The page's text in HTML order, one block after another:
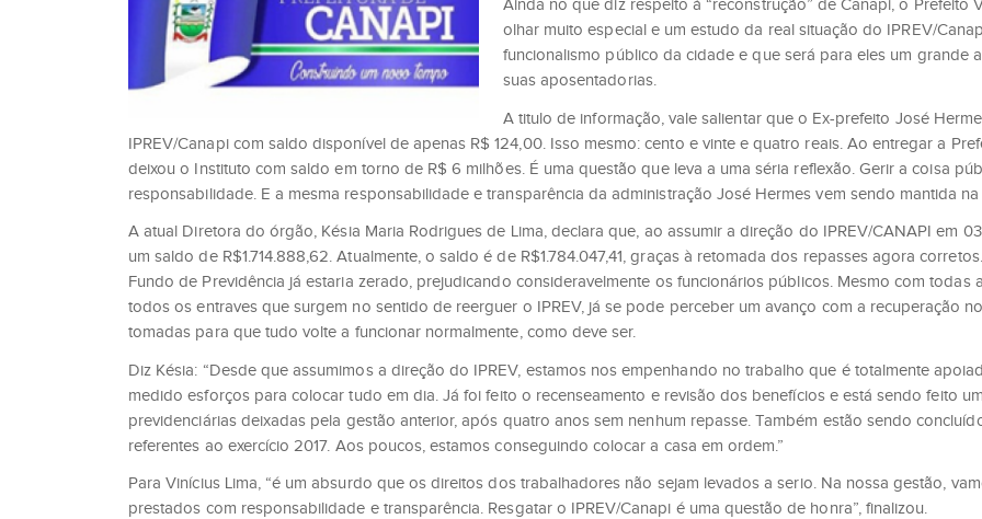
Ainda no que diz respeito à “reconstrução” de Canapi, o Prefeito
olhar muito especial e um estudo da real situação do IPREV/
funcionalismo público da cidade e que será para eles um
suas aposentadorias.
A titulo de informação, vale salientar que o Ex-prefeito José
IPREV/Canapi com saldo disponível de apenas R$ 124,00. Isso mesmo: cento e vinte e quatro reais. Ao entregar a
deixou o Instituto com saldo em torno de R$ 6 milhões. É uma questão que leva a uma séria reflexão. Gerir a coisa
responsabilidade. E a mesma responsabilidade e transparência da administração José Hermes vem sendo mantida na
A atual Diretora do órgão, Késia Maria Rodrigues de Lima, declara que, ao assumir a direção do IPREV/CANAPI em
um saldo de R$1.714.888,62. Atualmente, o saldo é de R$1.784.047,41, graças à retomada dos repasses agora
Fundo de Previdência já estaria zerado, prejudicando consideravelmente os funcionários públicos. Mesmo com todas
todos os entraves que surgem no sentido de reerguer o IPREV, já se pode perceber um avanço com a recuperação
tomadas para que tudo volte a funcionar normalmente, como deve ser.
Diz Késia: “Desde que assumimos a direção do IPREV, estamos nos empenhando no trabalho que é totalmente
medido esforços para colocar tudo em dia. Já foi feito o recenseamento e revisão dos benefícios e está sendo feito
previdenciárias deixadas pela gestão anterior, após quatro anos sem nenhum repasse. Também estão sendo
referentes ao exercício 2017. Aos poucos, estamos conseguindo colocar a casa em ordem.”
Para Vinícius Lima, “é um absurdo que os direitos dos trabalhadores não sejam levados a serio. Na nossa gestão,
prestados com responsabilidade e transparência. Resgatar o IPREV/Canapi é uma questão de honra”, finalizou.